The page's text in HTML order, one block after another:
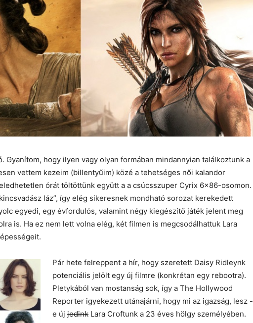
Gyanítom, hogy ilyen vagy olyan formában mindannyian találkoztunk a
vettem kezeim (billentyűim) közé a tehetséges női kalandor
órát töltöttünk együtt a a csúcsszuper Cyrix 6×86-osomon.
láz”, így elég sikeresnek mondható sorozat kerekedett
egyedi, egy évfordulós, valamint négy kiegészítő játék jelent meg
is. Ha ez nem lett volna elég, két filmen is megcsodálhattuk Lara
Pár hete felreppent a hír, hogy szeretett Daisy Ridleynk
potenciális jelölt egy új filmre (konkrétan egy rebootra).
Pletykából van mostanság sok, így a The Hollywood
Reporter igyekezett utánajárni, hogy mi az igazság, lesz -
e új jedink Lara Croftunk a 23 éves hölgy személyében.